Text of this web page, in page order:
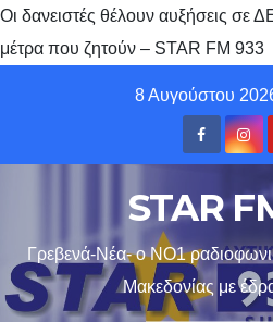
Οι δανειστές θέλουν αυξήσεις
μέτρα που ζητούν – STAR FM 933
8 Αυγούστου
STAR
Γρεβενά-Νέα- ο ΝΟ1
Μακεδονίας με